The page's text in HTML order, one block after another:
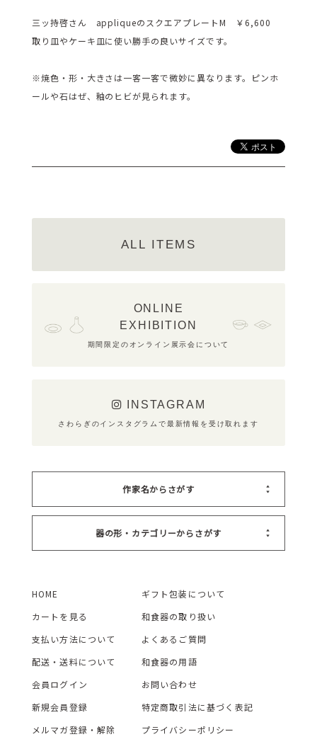
三ッ持啓さん appliqueのスクエアプレートM ￥6,600
取り皿やケーキ皿に使い勝手の良いサイズです。
※焼色・形・大きさは一客一客で微妙に異なります。ピンホ
ールや石はぜ、釉のヒビが見られます。
ALL ITEMS
ONLINE
EXHIBITION
期間限定のオンライン展示会について
INSTAGRAM
さわらぎのインスタグラムで最新情報を受け取れます
作家名からさがす
器の形・カテゴリーからさがす
HOME
カートを見る
支払い方法について
配送・送料について
会員ログイン
新規会員登録
メルマガ登録・解除
ギフト包装について
和食器の取り扱い
よくあるご質問
和食器の用語
お問い合わせ
特定商取引法に基づく表記
プライバシーポリシー